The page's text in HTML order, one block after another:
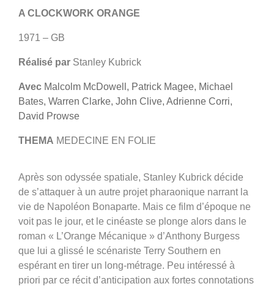
A CLOCKWORK ORANGE
1971 – GB
Réalisé par Stanley Kubrick
Avec Malcolm McDowell, Patrick Magee, Michael
Bates, Warren Clarke, John Clive, Adrienne Corri,
David Prowse
THEMA MEDECINE EN FOLIE
Après son odyssée spatiale, Stanley Kubrick décide
de s’attaquer à un autre projet pharaonique narrant la
vie de Napoléon Bonaparte. Mais ce film d’époque ne
voit pas le jour, et le cinéaste se plonge alors dans le
roman « L’Orange Mécanique » d’Anthony Burgess
que lui a glissé le scénariste Terry Southern en
espérant en tirer un long-métrage. Peu intéressé à
priori par ce récit d’anticipation aux fortes connotations